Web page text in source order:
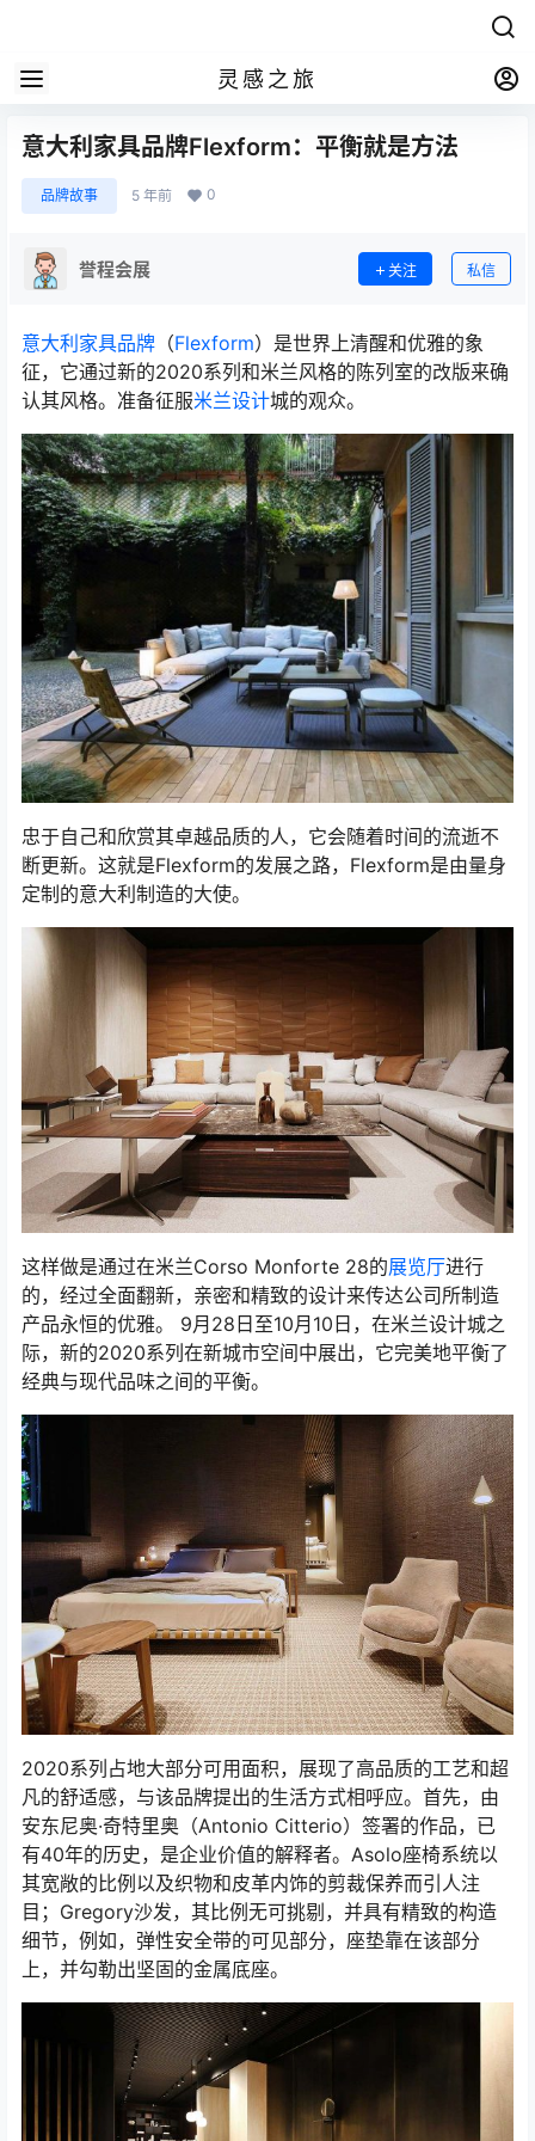
灵感之旅
意大利家具品牌Flexform：平衡就是方法
品牌故事 5 年前 0
誉程会展 关注 私信
意大利家具品牌 （Flexform）是世界上清醒和优雅的象
征，它通过新的2020系列和米兰风格的陈列室的改版来确
认其风格。准备征服米兰设计城的观众。
忠于自己和欣赏其卓越品质的人，它会随着时间的流逝不
断更新。这就是Flexform的发展之路，Flexform是由量身
定制的意大利制造的大使。
这样做是通过在米兰Corso Monforte 28的展览厅进行
的，经过全面翻新，亲密和精致的设计来传达公司所制造
产品永恒的优雅。 9月28日至10月10日，在米兰设计城之
际，新的2020系列在新城市空间中展出，它完美地平衡了
经典与现代品味之间的平衡。
2020系列占地大部分可用面积，展现了高品质的工艺和超
凡的舒适感，与该品牌提出的生活方式相呼应。首先，由
安东尼奥·奇特里奥（Antonio Citterio）签署的作品，已
有40年的历史，是企业价值的解释者。Asolo座椅系统以
其宽敞的比例以及织物和皮革内饰的剪裁保养而引人注
目；Gregory沙发，其比例无可挑剔，并具有精致的构造
细节，例如，弹性安全带的可见部分，座垫靠在该部分
上，并勾勒出坚固的金属底座。